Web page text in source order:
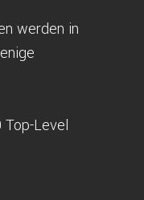
werden in
Level